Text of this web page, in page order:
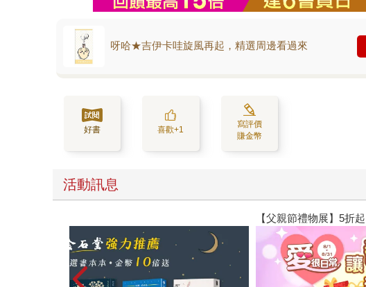
呀哈★吉伊卡哇旋風再起，精選周邊看過來
好書 喜歡+1
寫評價
賺金幣
活動訊息
【父親節禮物展】5折起，滿888送88點金幣